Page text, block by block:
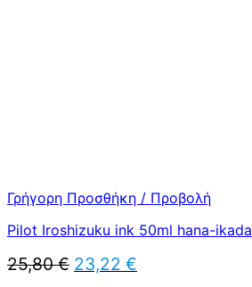
Γρήγορη Προσθήκη / Προβολή
Pilot Iroshizuku ink 50ml hana-ikada
25,80€ Original
price
23,22 €